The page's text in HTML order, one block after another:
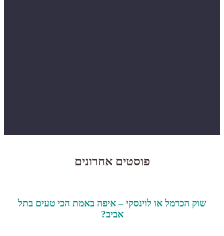
פוסטים אחרונים
שוק הכרמל או לוינסקי – איפה באמת הכי טעים בתל
אביב?